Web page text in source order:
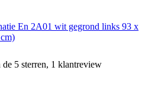
En 2A01 wit gegrond links 93 x
5 sterren, 1 klantreview